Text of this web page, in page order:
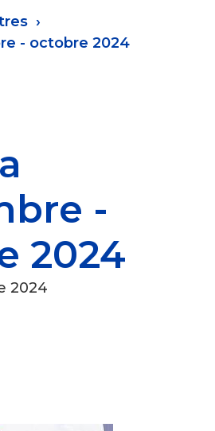
- octobre 2024
-
2024
2024